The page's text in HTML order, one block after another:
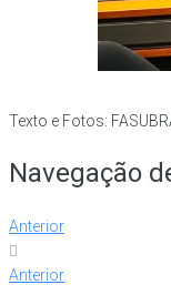
Texto e Fotos:
Navegação
Anterior
Anterior